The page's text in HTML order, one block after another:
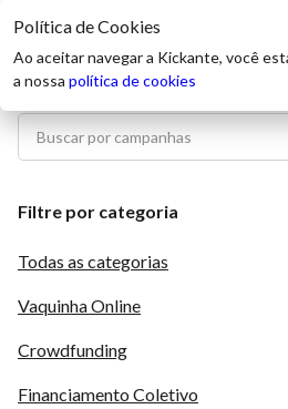
Filtre por categoria
Todas as categorias
Vaquinha Online
Crowdfunding
Financiamento Coletivo
Política de Cookies
Ao aceitar navegar a Kickante, você
a nossa política de cookies